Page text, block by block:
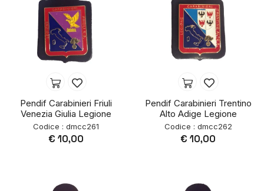
Pendif Carabinieri Friuli
Venezia Giulia Legione
Codice : dmcc261
€ 10,00
Pendif Carabinieri Trentino
Alto Adige Legione
Codice : dmcc262
€ 10,00